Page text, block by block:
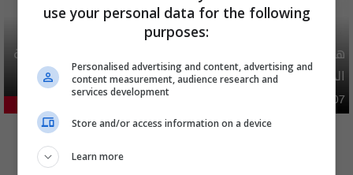
هيئة الحج تصدر قرارا يخص "لم الشمل" وتعديل استمارة قرعة
الحج
06:40 | 2026-08-07
المزيد
use your personal data for the following
purposes:
Personalised advertising and content, advertising and
content measurement, audience research and
services development
Store and/or access information on a device
Learn more